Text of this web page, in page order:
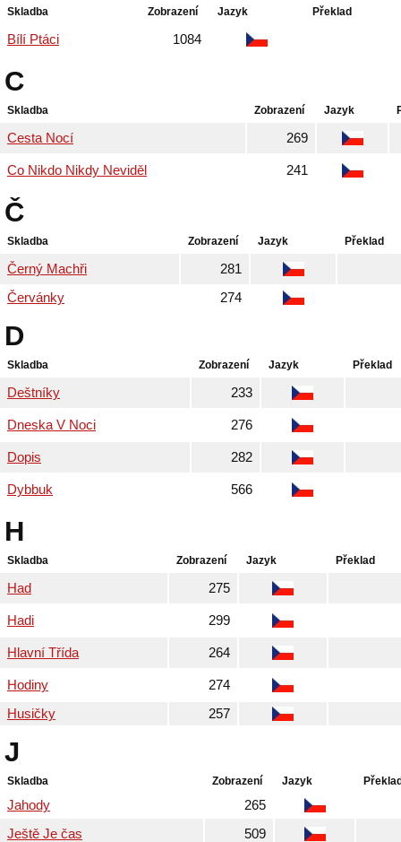
Skladba Zobrazení Jazyk Překlad
Bílí Ptáci 1084
C
Skladba Zobrazení Jazyk
Cesta Nocí 269
Co Nikdo Nikdy Neviděl 241
Č
Skladba Zobrazení Jazyk Překlad
Černý Machři
281
Červánky
274
D
Skladba Zobrazení Jazyk Překlad
Deštníky 233
Dneska V Noci 276
Dopis 282
Dybbuk 566
H
Skladba Zobrazení Jazyk Překlad
Had 275
Hadi 299
Hlavní Třída 264
Hodiny
274
Husičky
257
J
Skladba Zobrazení Jazyk
Jahody
265
Ještě Je čas
509